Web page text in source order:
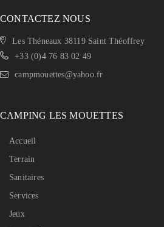
CONTACTEZ NOUS
Les Théneaux 38119 Saint Théoffrey
+33 (0)4 76 83 02 49
campmouettes@yahoo.fr
CAMPING LES MOUETTES
Accueil
Terrain
Sanitaires
Services
Jeux